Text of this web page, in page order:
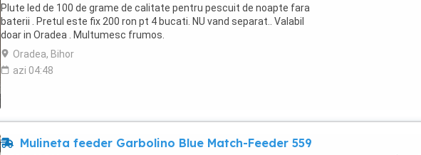
Plute led de 100 de grame de calitate pentru pescuit de noapte fara
baterii . Pretul este fix 200 ron pt 4 bucati. NU vand separat.. Valabil
doar in Oradea . Multumesc frumos.
Oradea, Bihor
azi 04:48
Mulineta feeder Garbolino Blue Match-Feeder 559